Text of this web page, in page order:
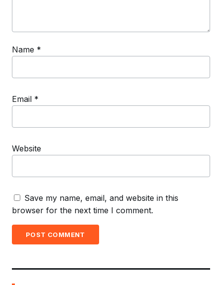
Name *
Email *
Website
Save my name, email, and website in this
browser for the next time I comment.
POST COMMENT